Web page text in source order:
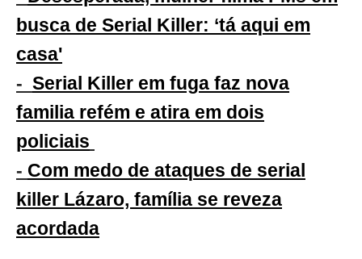
busca de Serial Killer: ‘tá aqui em
casa'
- Serial Killer em fuga faz nova
familia refém e atira em dois
policiais
- Com medo de ataques de serial
killer Lázaro, família se reveza
acordada